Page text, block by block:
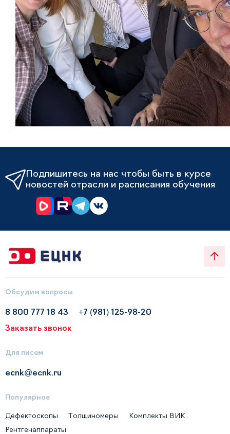
Подпишитесь на нас чтобы быть в курсе
новостей отрасли и расписания обучения
Обсудим вопросы
8 800 777 18 43
+7 (981) 125-98-20
Заказать звонок
Для писем
ecnk@ecnk.ru
Популярное
Дефектоскопы Толщиномеры
Комплекты ВИК
Рентгенаппараты